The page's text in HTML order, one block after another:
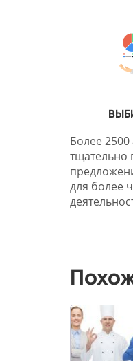
Более 2500
тщательно
для более